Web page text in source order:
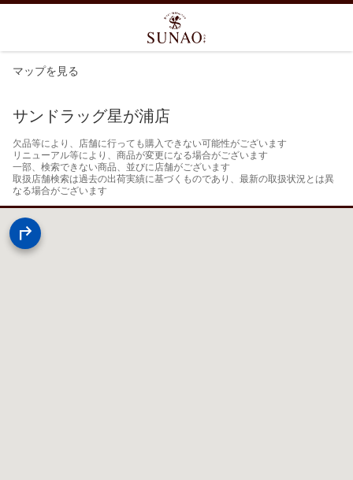
マップを見る
サンドラッグ星が浦店
欠品等により、店舗に行っても購入できない可能性がございます
リニューアル等により、商品が変更になる場合がございます
一部、検索できない商品、並びに店舗がございます
取扱店舗検索は過去の出荷実績に基づくものであり、最新の取扱状況とは異
なる場合がございます